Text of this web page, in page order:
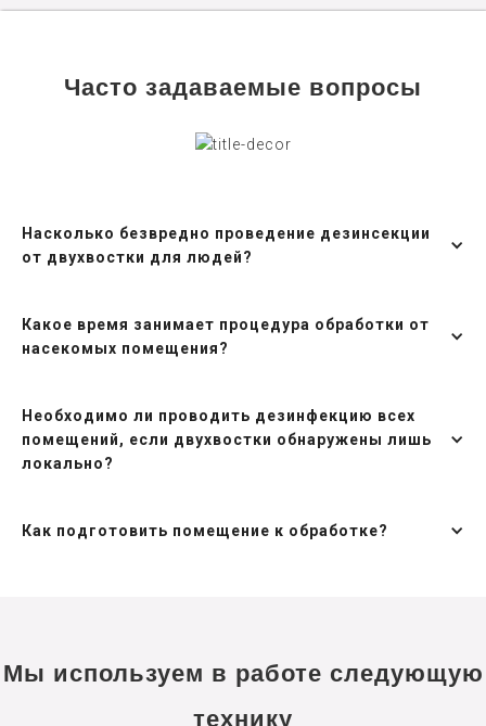
Часто задаваемые вопросы
Насколько безвредно проведение дезинсекции
от двухвостки для людей?
Какое время занимает процедура обработки от
насекомых помещения?
Необходимо ли проводить дезинфекцию всех
помещений, если двухвостки обнаружены лишь
локально?
Как подготовить помещение к обработке?
Мы используем в работе следующую
технику